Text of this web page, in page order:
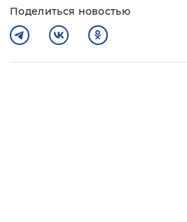
Поделиться новостью